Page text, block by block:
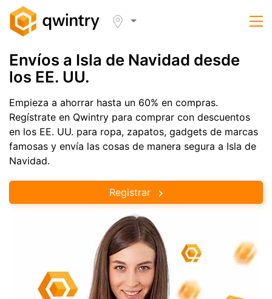
Envíos a Isla de Navidad desde
los EE. UU.
Empieza a ahorrar hasta un 60% en compras.
Regístrate en Qwintry para comprar con descuentos
en los EE. UU. para ropa, zapatos, gadgets de marcas
famosas y envía las cosas de manera segura a Isla de
Navidad.
Registrar